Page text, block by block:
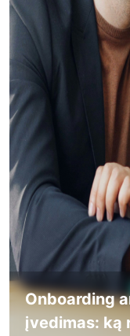
Onboarding
įvedimas: ką